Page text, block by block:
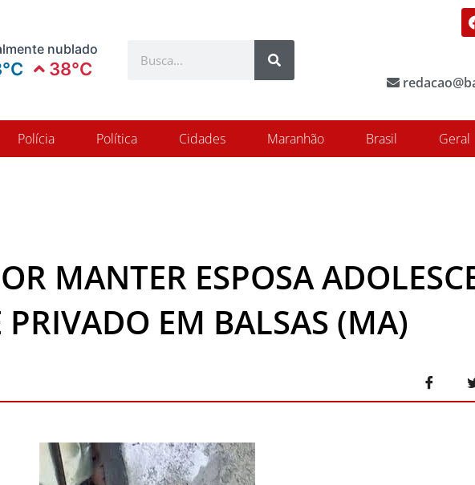
nublado
38°C
Search
Polícia Política Cidades Maranhão Brasil Geral
MANTER ESPOSA
PRIVADO EM BALSAS (MA)